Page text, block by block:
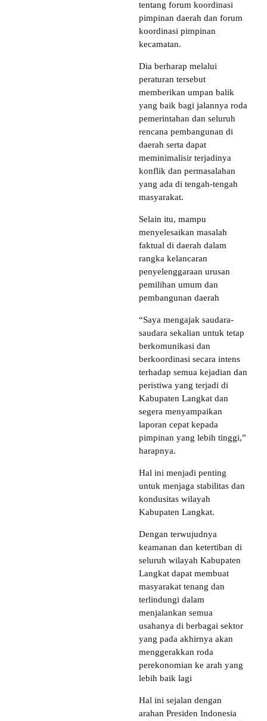
tentang forum koordinasi
pimpinan daerah dan forum
koordinasi pimpinan
kecamatan.
Dia berharap melalui
peraturan tersebut
memberikan umpan balik
yang baik bagi jalannya roda
pemerintahan dan seluruh
rencana pembangunan di
daerah serta dapat
meminimalisir terjadinya
konflik dan permasalahan
yang ada di tengah-tengah
masyarakat.
Selain itu, mampu
menyelesaikan masalah
faktual di daerah dalam
rangka kelancaran
penyelenggaraan urusan
pemilihan umum dan
pembangunan daerah
“Saya mengajak saudara-
saudara sekalian untuk tetap
berkomunikasi dan
berkoordinasi secara intens
terhadap semua kejadian dan
peristiwa yang terjadi di
Kabupaten Langkat dan
segera menyampaikan
laporan cepat kepada
pimpinan yang lebih tinggi,”
harapnya.
Hal ini menjadi penting
untuk menjaga stabilitas dan
kondusitas wilayah
Kabupaten Langkat.
Dengan terwujudnya
keamanan dan ketertiban di
seluruh wilayah Kabupaten
Langkat dapat membuat
masyarakat tenang dan
terlindungi dalam
menjalankan semua
usahanya di berbagai sektor
yang pada akhirnya akan
menggerakkan roda
perekonomian ke arah yang
lebih baik lagi
Hal ini sejalan dengan
arahan Presiden Indonesia